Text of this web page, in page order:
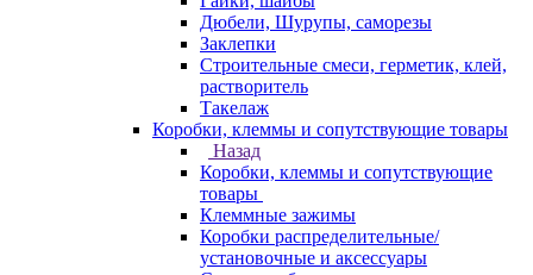
Дюбели, Шурупы, саморезы
Заклепки
Строительные смеси, герметик, клей,
растворитель
Такелаж
Коробки, клеммы и сопутствующие товары
Назад
Коробки, клеммы и сопутствующие
товары
Клеммные зажимы
Коробки распределительные/
установочные и аксессуары